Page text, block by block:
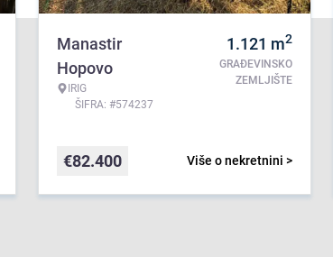
Manastir
Hopovo
IRIG
ŠIFRA: #574237
1.121 m2
GRAĐEVINSKO
ZEMLJIŠTE
Više o nekretnini >
€82.400